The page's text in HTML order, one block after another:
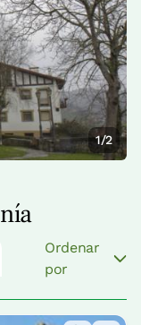
1/2
Ordenar
por